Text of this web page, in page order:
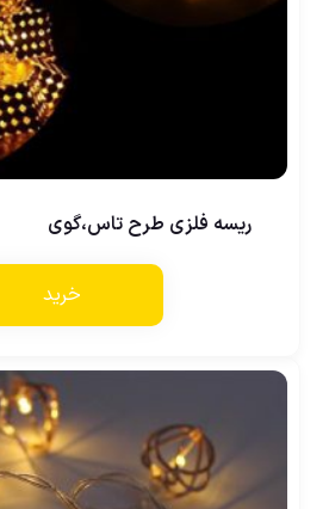
ریسه فلزی طرح تاس،گوی
خرید